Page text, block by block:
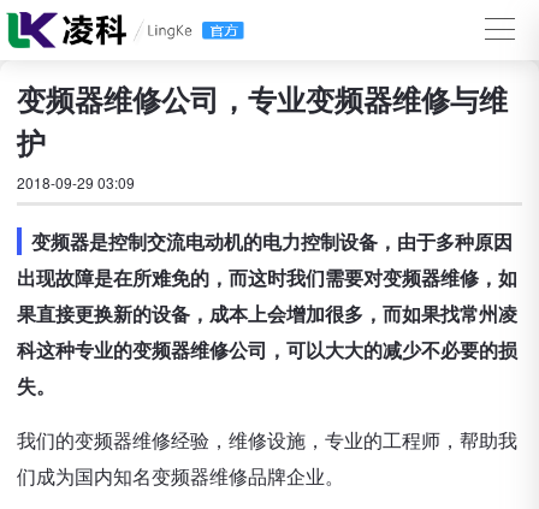
变频器维修公司，专业变频器维修与维
护
2018-09-29 03:09
变频器是控制交流电动机的电力控制设备，由于多种原因
出现故障是在所难免的，而这时我们需要对变频器维修，如
果直接更换新的设备，成本上会增加很多，而如果找常州凌
科这种专业的变频器维修公司，可以大大的减少不必要的损
失。
我们的变频器维修经验，维修设施，专业的工程师，帮助我
们成为国内知名变频器维修品牌企业。